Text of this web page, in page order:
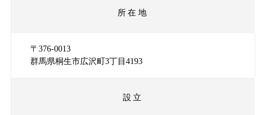
所在地
〒376-0013
群馬県桐生市広沢町3丁目4193
設立